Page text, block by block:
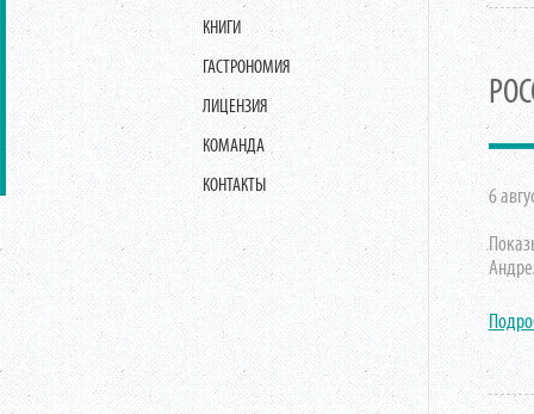
КНИГИ
ГАСТРОНОМИЯ
ЛИЦЕНЗИЯ
КОМАНДА
КОНТАКТЫ
6